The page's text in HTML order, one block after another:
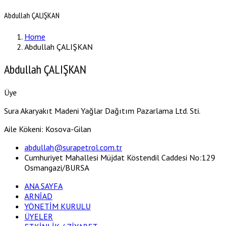
Abdullah ÇALIŞKAN
Home
Abdullah ÇALIŞKAN
Abdullah ÇALIŞKAN
Üye
Sura Akaryakıt Madeni Yağlar Dağıtım Pazarlama Ltd. Sti.
Aile Kökeni: Kosova-Gilan
abdullah@surapetrol.com.tr
Cumhuriyet Mahallesi Müjdat Köstendil Caddesi No:129
Osmangazi/BURSA
ANA SAYFA
ARNİAD
YÖNETİM KURULU
ÜYELER